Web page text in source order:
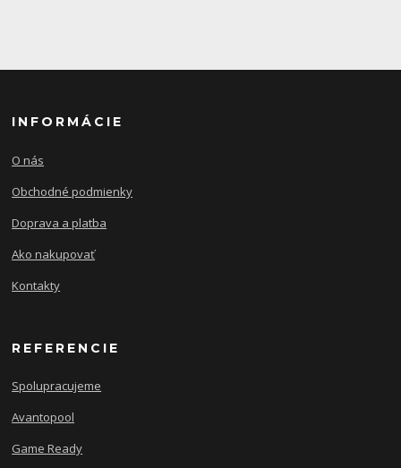
INFORMÁCIE
O nás
Obchodné podmienky
Doprava a platba
Ako nakupovať
Kontakty
REFERENCIE
Spolupracujeme
Avantopool
Game Ready